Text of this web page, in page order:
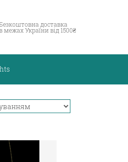
доставка
межах України від 1500₴